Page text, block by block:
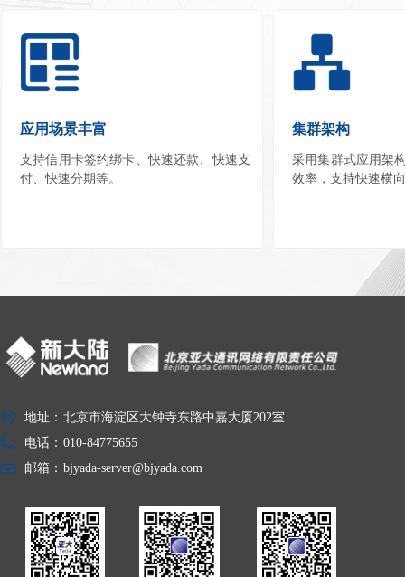
应用场景丰富
支持信用卡签约绑卡、快速还款、快速支
付、快速分期等。
集群架构
采用集群式应用架
效率，支持快速横
地址： 北京市海淀区大钟寺东路中嘉大厦202室
电话： 010-84775655
邮箱： bjyada-server@bjyada.com